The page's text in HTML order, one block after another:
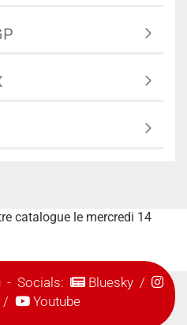
catalogue le mercredi 14
- Socials: Bluesky/
/ Youtube